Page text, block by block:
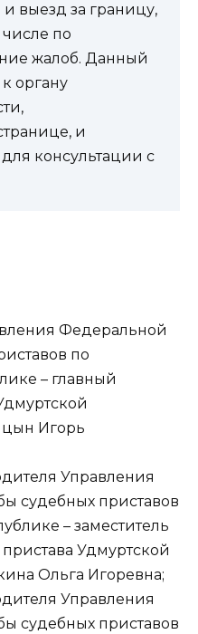
выезд за границу,
по
жалоб. Данный
органу
и
консультации с
Федеральной
по
– главный
Игорь
Управления
судебных приставов
– заместитель
Удмуртской
Ольга Игоревна;
Управления
судебных приставов